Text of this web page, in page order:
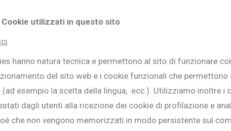
Cookie utilizzati in questo sito
hanno natura tecnica e permettono al sito di funzionare
del sito web e i cookie funzionali che permettono
esempio la scelta della lingua, ecc.). Utilizziamo inoltre
dagli utenti alla ricezione dei cookie di profilazione e
che non vengono memorizzati in modo persistente sul